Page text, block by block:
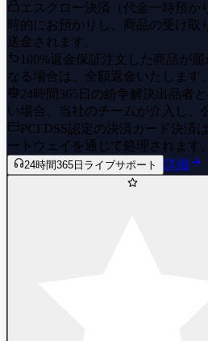
--------------------------------------
💯 100% Positive Feedback
⏰ 24/7 Customer Support
🎯 Customer Satisfaction is Our Top
⭐After Payment You will Receive
you Platform PS XBOX PC STEAM
To Play
エスクロー決済（代金一時預か
時的にお預かりし、商品の受け取
送金されます。
100%返金保証 注文した商品が
なる場合は、全額返金いたします。
24時間365日の紛争解決出品者
い場合、当社のチームが介入し、
PCI DSS認定の決済 カード決済
ートウェイを通じて処理されます。
24時間365日ライブサポート 詳細